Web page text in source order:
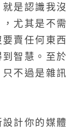
是認識我沒
尤其是不需
賣任何東西
智慧。至於
不過是雜訊
計你的媒體